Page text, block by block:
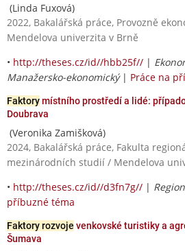
(Linda Fuxová)
2022, Bakalářská práce, Provozně
Mendelova univerzita v Brně
• http://theses.cz/id//hbb25f// |
Manažersko-ekonomický| Práce na
Faktorymístního prostředí a lidé:
Doubrava
(Veronika Zamišková)
2024, Bakalářská práce, Fakulta
mezinárodních studií / Mendelova
• http://theses.cz/id//d3fn7g// |
příbuzné téma
Faktory rozvoje venkovské turistiky a
Šumava